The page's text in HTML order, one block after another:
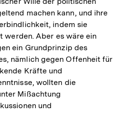
machen kann, und ihre
indem sie
werden. Aber es wäre ein
ein Grundprinzip des
nämlich gegen Offenheit für
Kräfte und
wollten die
Mißachtung
und